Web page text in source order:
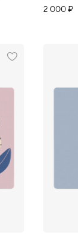
2 000 ₽